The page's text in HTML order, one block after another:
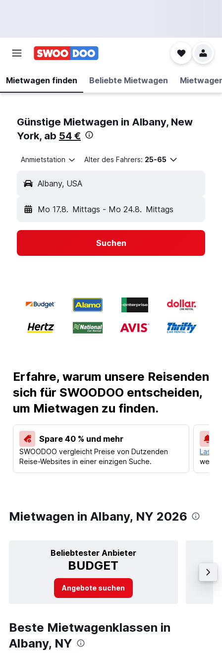
Mietwagen finden Beliebte Mietwagen
Günstige Mietwagen in Albany, New
York, ab 54 €
Anmietstation Alter des Fahrers: 25-65
Albany, USA
Mo 17.8. Mittags - Mo 24.8. Mittags
Suchen
Erfahre, warum unsere Reisenden
sich für SWOODOO entscheiden,
um Mietwagen zu finden.
Spare 40 % und mehr
SWOODOO vergleicht Preise von Dutzenden
Reise-Websites in einer einzigen Suche.
Lass
Mietwagen in Albany, NY 2026
Beliebtester Anbieter
BUDGET
Angebote suchen
Beste Mietwagenklassen in
Albany, NY